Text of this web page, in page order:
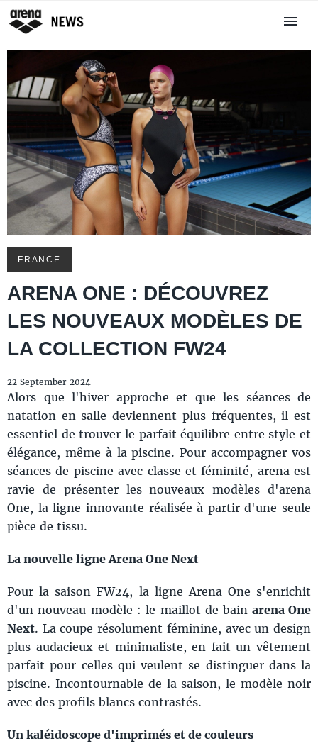
FRANCE
ARENA ONE : DÉCOUVREZ
LES NOUVEAUX MODÈLES DE
LA COLLECTION FW24
22 September 2024
Alors que l'hiver approche et que les séances de
natation en salle deviennent plus fréquentes, il est
essentiel de trouver le parfait équilibre entre style et
élégance, même à la piscine. Pour accompagner vos
séances de piscine avec classe et féminité, arena est
ravie de présenter les nouveaux modèles d'arena
One, la ligne innovante réalisée à partir d'une seule
pièce de tissu.
La nouvelle ligne Arena One Next
Pour la saison FW24, la ligne Arena One s'enrichit
d'un nouveau modèle : le maillot de bain arena One
Next. La coupe résolument féminine, avec un design
plus audacieux et minimaliste, en fait un vêtement
parfait pour celles qui veulent se distinguer dans la
piscine. Incontournable de la saison, le modèle noir
avec des profils blancs contrastés.
Un kaléidoscope d'imprimés et de couleurs